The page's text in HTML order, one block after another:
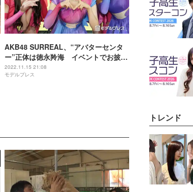
AKB48 SURREAL、“アバターセンタ
ー”正体は徳永羚海 イベントでお披露
目
2022.11.15 21:08
モデルプレス
トレンド